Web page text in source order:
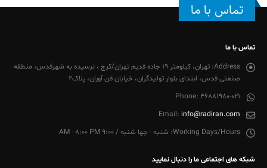
تماس با ما
تماس با ما
Address:
تهران، کیلومتر 19 جاده قدیم تهران/کرج ، نرسیده به شهرقدس، منطقه
صنعتی قدس، ابتدای بلوار تولیدگران، خیابان فن آوران، پلاک2
Phone: 46881980-021
Email: info@radiran.com
Working Days/Hours: شنبه - چها شنبه / 9:00 AM - 8:00 PM
شبکه های اجتماعی ما را دنبال نمایید